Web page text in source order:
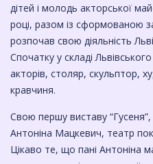
дітей і молодь акторської
році, разом із сформованою
розпочав свою діяльність
Спочатку у складі
акторів, столяр, скульптор,
кравчиня.
Свою першу виставу
Антоніна Мацкевич, театр
Цікаво те, що пані Антоніна